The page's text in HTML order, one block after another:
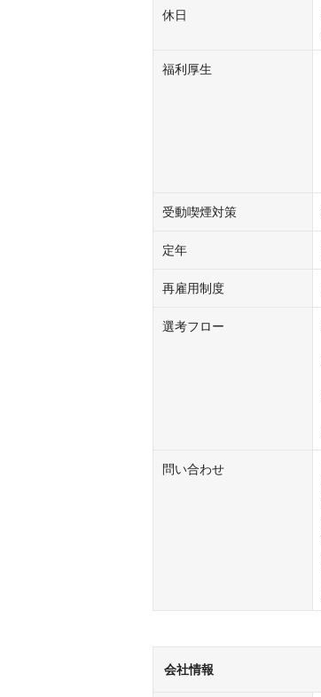
休日
福利厚生
受動喫煙対策
定年
再雇用制度
選考フロー
問い合わせ
会社情報